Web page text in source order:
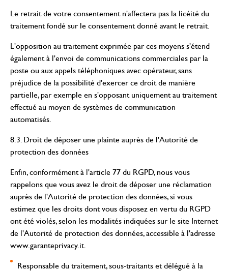
Le retrait de votre consentement n'affectera pas la licéité du
traitement fondé sur le consentement donné avant le retrait.
L'opposition au traitement exprimée par ces moyens s'étend
également à l'envoi de communications commerciales par la
poste ou aux appels téléphoniques avec opérateur, sans
préjudice de la possibilité d'exercer ce droit de manière
partielle, par exemple en s'opposant uniquement au traitement
effectué au moyen de systèmes de communication
automatisés.
8.3. Droit de déposer une plainte auprès de l'Autorité de
protection des données
Enfin, conformément à l'article 77 du RGPD, nous vous
rappelons que vous avez le droit de déposer une réclamation
auprès de l'Autorité de protection des données, si vous
estimez que les droits dont vous disposez en vertu du RGPD
ont été violés, selon les modalités indiquées sur le site Internet
de l'Autorité de protection des données, accessible à l'adresse
www.garanteprivacy.it.
Responsable du traitement, sous-traitants et délégué à la